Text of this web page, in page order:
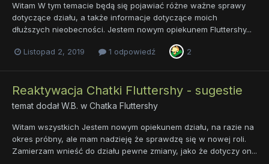
Witam W tym temacie będą się pojawiać różne ważne sprawy
dotyczące działu, a także informacje dotyczące moich
dłuższych nieobecności. Jestem nowym opiekunem Fluttershy...
Listopad 2, 2019 1 odpowiedź 2
Reaktywacja Chatki Fluttershy - sugestie
temat dodałW.B. w Chatka Fluttershy
Witam wszystkich Jestem nowym opiekunem działu, na razie na
okres próbny, ale mam nadzieję że sprawdzę się w nowej roli.
Zamierzam wnieść do działu pewne zmiany, jako że dotyczy on...